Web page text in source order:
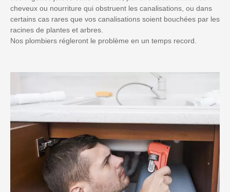
cheveux ou nourriture qui obstruent les canalisations, ou dans
certains cas rares que vos canalisations soient bouchées par les
racines de plantes et arbres.
Nos plombiers régleront le problème en un temps record.